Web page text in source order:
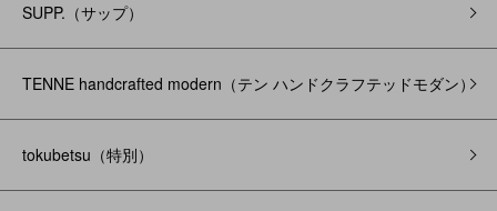
SUPP.（サップ）
TENNE handcrafted modern（テン ハンドクラフテッドモダン）
tokubetsu（特別）